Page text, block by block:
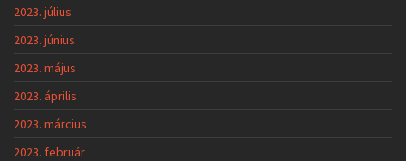
2023. július
2023. június
2023. május
2023. április
2023. március
2023. február